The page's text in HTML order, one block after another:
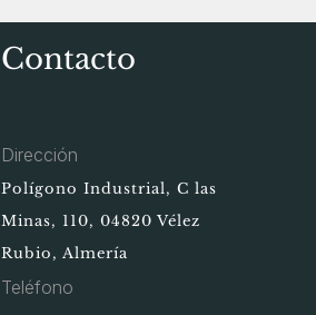
Contacto
Dirección
Polígono Industrial, C las
Minas, 110, 04820 Vélez
Rubio, Almería
Teléfono